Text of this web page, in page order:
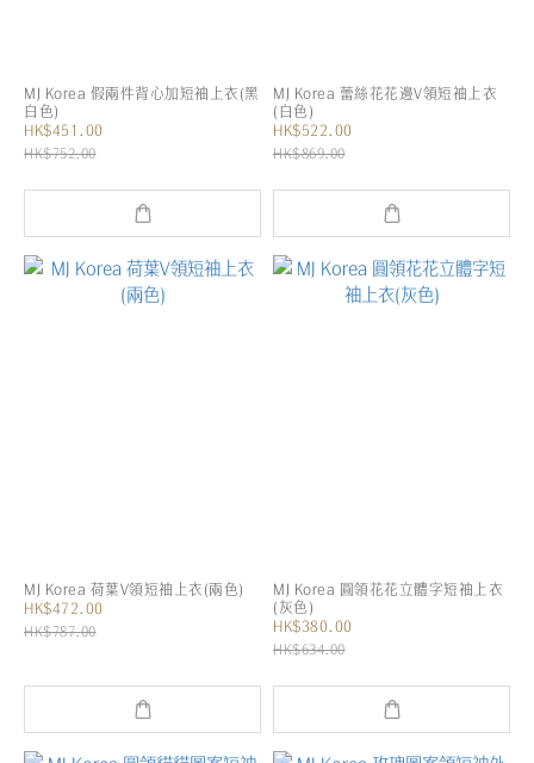
MJ Korea 假兩件背心加短袖上衣(黑
白色)
HK$451.00
HK$752.00
MJ Korea 蕾絲花花邊V領短袖上衣
(白色)
HK$522.00
HK$869.00
MJ Korea 荷葉V領短袖上衣(兩色)
HK$472.00
HK$787.00
MJ Korea 圓領花花立體字短袖上衣
(灰色)
HK$380.00
HK$634.00